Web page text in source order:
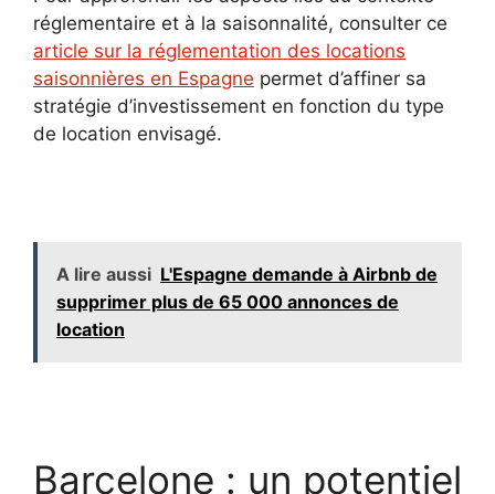
réglementaire et à la saisonnalité, consulter ce
article sur la réglementation des locations
saisonnières en Espagne permet d’affiner sa
stratégie d’investissement en fonction du type
de location envisagé.
A lire aussi L'Espagne demande à Airbnb de
supprimer plus de 65 000 annonces de
location
Barcelone : un potentiel